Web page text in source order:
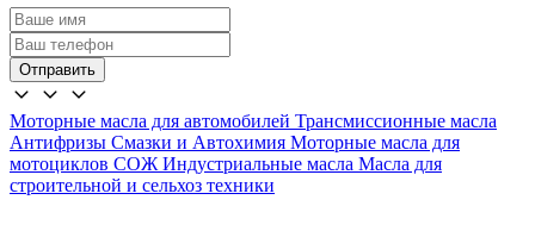
Отправить
Моторные масла для автомобилей Трансмиссионные масла
Антифризы Смазки и Автохимия Моторные масла для
мотоциклов СОЖ Индустриальные масла Масла для
строительной и сельхоз техники